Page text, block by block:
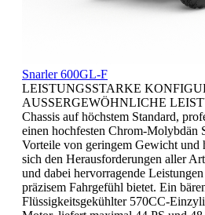
Snarler 600GL-F
LEISTUNGSSTARKE
AUSSERGEWÖHNLICHE
Chassis auf höchstem Standard,
einen hochfesten Chrom-Molybdän
Vorteile von geringem Gewicht und
sich den Herausforderungen aller
und dabei hervorragende
präzisem Fahrgefühl bietet. Ein
Flüssigkeitsgekühlter 570CC-